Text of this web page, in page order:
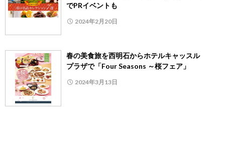
でPRイベントも
2024年2月20日
春の美食旅を西明石からホテルキャッスル
プラザで「Four Seasons ～桜フェア」
2024年3月13日